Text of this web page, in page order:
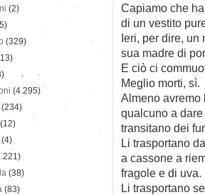
Capiamo che
di un vestito
Ieri, per dire, un
sua madre di
E ciò ci
Meglio morti, sì.
Almeno
qualcuno a
transitano dei
Li trasportano
a cassone a
fragole e di uva.
Li trasportano
(2)
(329)
(4.295)
(234)
(12)
(4)
(38)
(83)